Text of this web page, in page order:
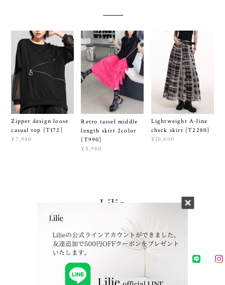
Zipper design loose
casual top [T172]
¥7,980
Retro tassel middle
length skirt 2color
[T990]
¥8,980
Lightweight A-line
check skirt [T2280]
¥10,800
プライバシーポリシー 特定商取引法に基づく表記